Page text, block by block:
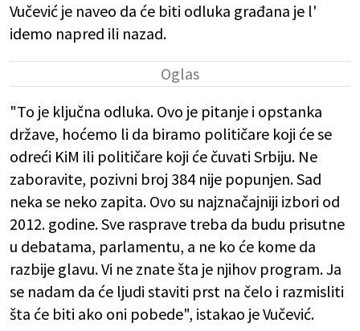
Vučević je naveo da će biti odluka građana je l'
idemo napred ili nazad.
"To je ključna odluka. Ovo je pitanje i opstanka
države, hoćemo li da biramo političare koji će se
odreći KiM ili političare koji će čuvati Srbiju. Ne
zaboravite, pozivni broj 384 nije popunjen. Sad
neka se neko zapita. Ovo su najznačajniji izbori od
2012. godine. Sve rasprave treba da budu prisutne
u debatama, parlamentu, a ne ko će kome da
razbije glavu. Vi ne znate šta je njihov program. Ja
se nadam da će ljudi staviti prst na čelo i razmisliti
šta će biti ako oni pobede", istakao je Vučević.